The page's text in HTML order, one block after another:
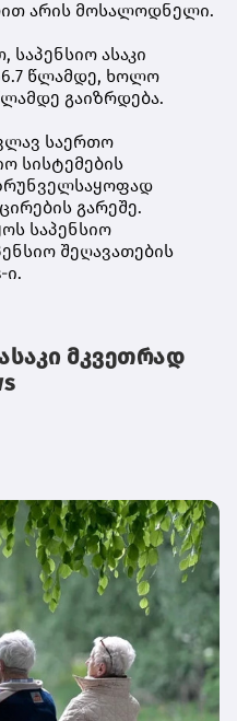
არის მოსალოდნელი.
საპენსიო ასაკი
წლამდე, ხოლო
გაიზრდება.
საერთო
სისტემების
გარეშე.
საპენსიო
შეღავათების
ი.
მკვეთრად